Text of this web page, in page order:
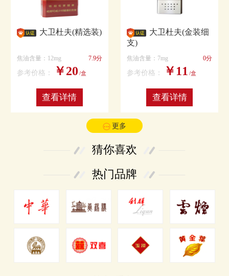
大卫杜夫(精选装)
焦油含量：12mg 7.9分
参考价格： ￥20 /盒
查看详情
大卫杜夫(金装细
支)
焦油含量：7mg 0分
参考价格： ￥11 /盒
查看详情
更多
猜你喜欢
热门品牌